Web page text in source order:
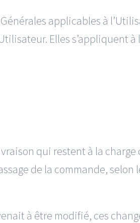
applicables à
Elles s’appliquent à
qui restent à la charge
de la commande, selon
à être modifié, ces